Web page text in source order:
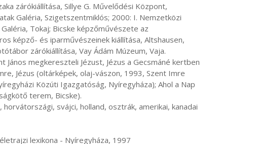
zárókiállítása, Sillye G. Művelődési Központ,
Galéria, Szigetszentmiklós; 2000: I. Nemzetközi
Tokaj; Bicske képzőművészete az
képző- és iparművészeinek kiállítása, Altshausen,
zárókiállítása, Vay Ádám Múzeum, Vaja.
Jézus (oltárképek, olaj-vászon, 1993, Szent Imre
Közúti Igazgatóság, Nyíregyháza); Ahol a Nap
terem, Bicske).